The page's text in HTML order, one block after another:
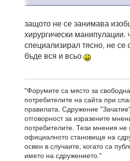
защото не се занимава
хирургически манипулации.
специализирал тясно, не се
бъде вся и всьо
"Форумите са място за
потребителите на сайта при
правилата. Сдружение
отговорност за изразените
потребителите. Тези мнения не
официалното становище на
освен в случаите, когато са
името на сдружението."